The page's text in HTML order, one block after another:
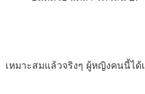
เหมาะสมแล้วจริงๆ ผู้หญิงคนนี้ไ